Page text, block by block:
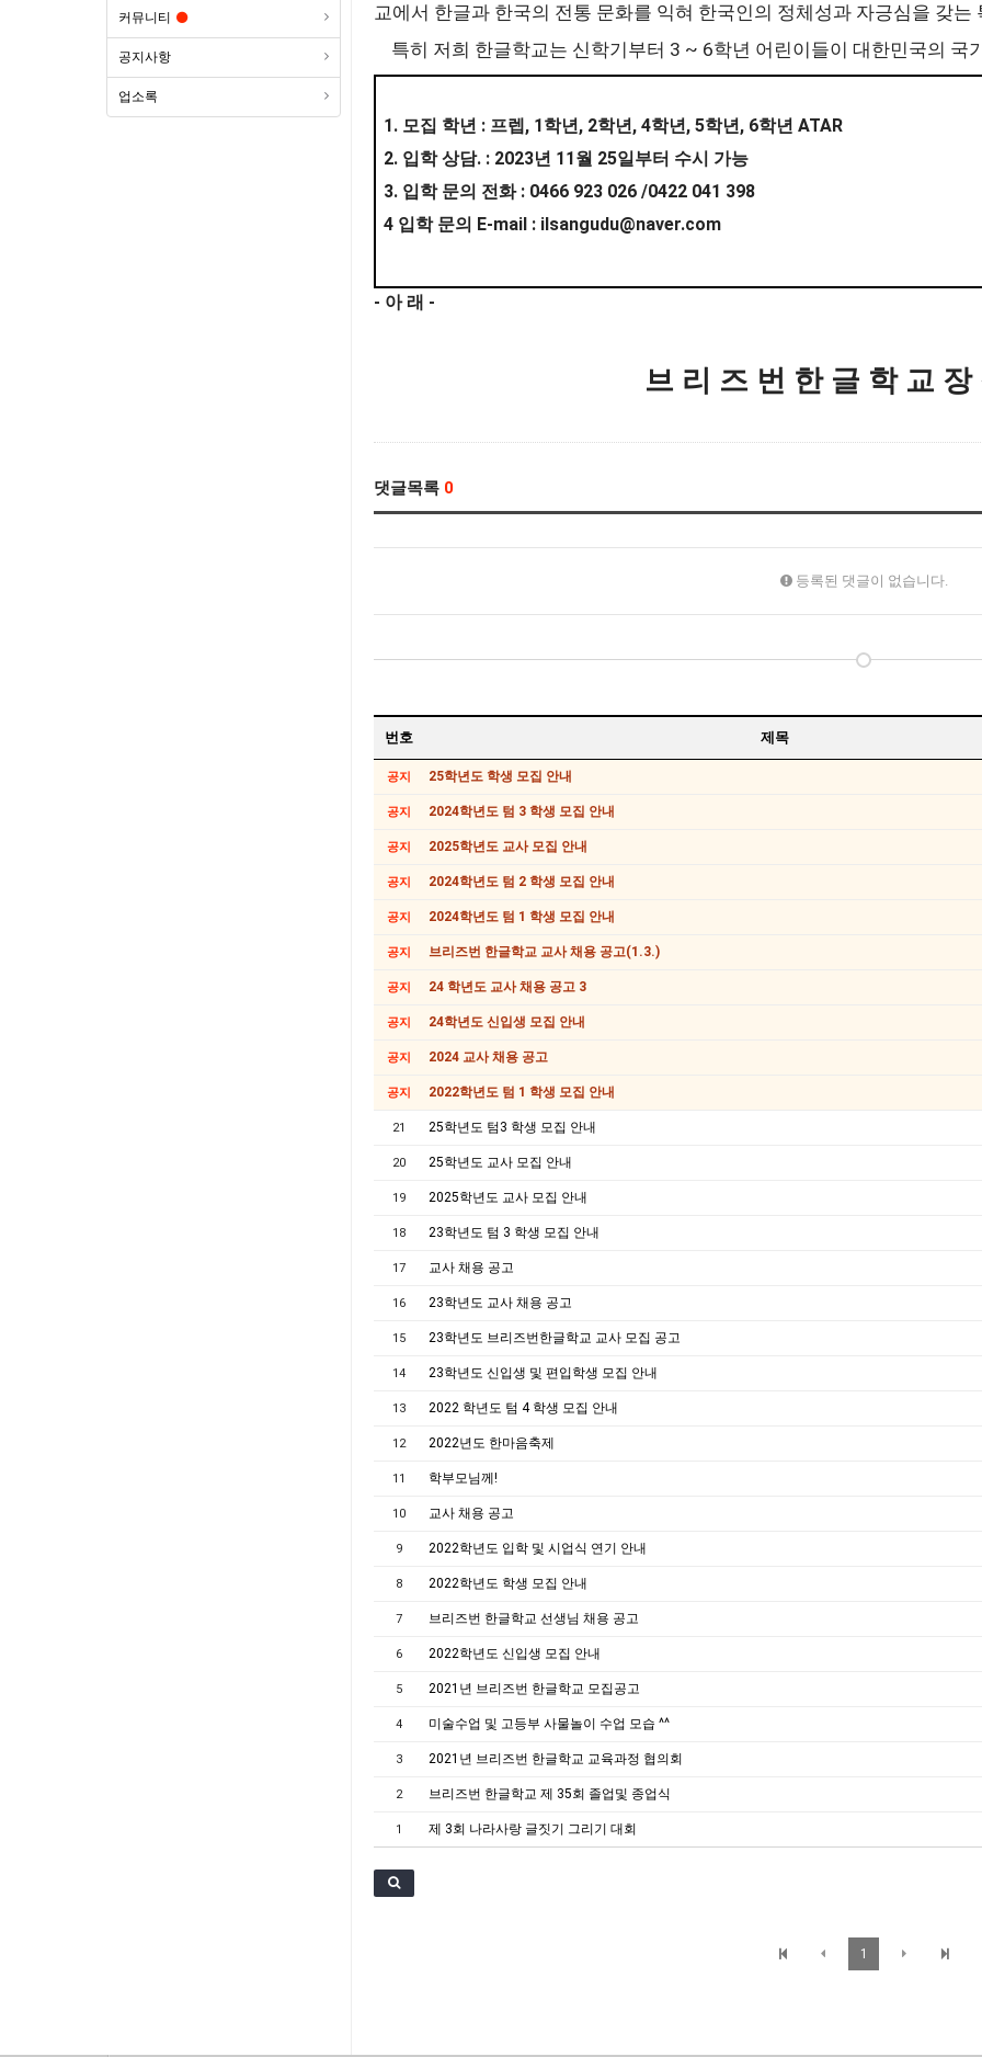
커뮤니티
공지사항
업소록
교에서 한글과 한국의 전통 문화를 익혀 한국인의 정체성과 자긍심을 갖는
특히 저희 한글학교는 신학기부터 3 ~ 6학년 어린이들이 대한민국의 국
1. 모집 학년 : 프렙 , 1학년 , 2학년 , 4학년 , 5학년 , 6학년 ATAR
2. 입학 상담. : 2023년 11월 25일부터 수시 가능
3. 입학 문의 전화 : 0466 923 026 /0422 041 398
4 입학 문의 E-mail : ilsangudu@naver.com
- 아 래 -
브 리 즈 번 한 글 학 교 장
댓글목록 0
등록된 댓글이 없습니다.
번호 제목
공지 25학년도 학생 모집 안내
공지 2024학년도 텀 3 학생 모집 안내
공지 2025학년도 교사 모집 안내
공지 2024학년도 텀 2 학생 모집 안내
공지 2024학년도 텀 1 학생 모집 안내
공지 브리즈번 한글학교 교사 채용 공고(1.3.)
공지 24 학년도 교사 채용 공고 3
공지 24학년도 신입생 모집 안내
공지 2024 교사 채용 공고
공지 2022학년도 텀 1 학생 모집 안내
21 25학년도 텀3 학생 모집 안내
20 25학년도 교사 모집 안내
19 2025학년도 교사 모집 안내
18 23학년도 텀 3 학생 모집 안내
17 교사 채용 공고
16 23학년도 교사 채용 공고
15 23학년도 브리즈번한글학교 교사 모집 공고
14 23학년도 신입생 및 편입학생 모집 안내
13 2022 학년도 텀 4 학생 모집 안내
12 2022년도 한마음축제
11 학부모님께!
10 교사 채용 공고
9 2022학년도 입학 및 시업식 연기 안내
8 2022학년도 학생 모집 안내
7 브리즈번 한글학교 선생님 채용 공고
6 2022학년도 신입생 모집 안내
5 2021년 브리즈번 한글학교 모집공고
4 미술수업 및 고등부 사물놀이 수업 모습 ^^
3 2021년 브리즈번 한글학교 교육과정 협의회
2 브리즈번 한글학교 제 35회 졸업및 종업식
1 제 3회 나라사랑 글짓기 그리기 대회
1